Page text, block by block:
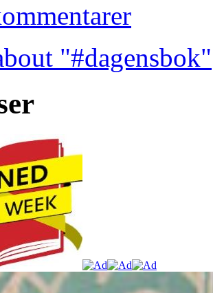
"#dagensbok"